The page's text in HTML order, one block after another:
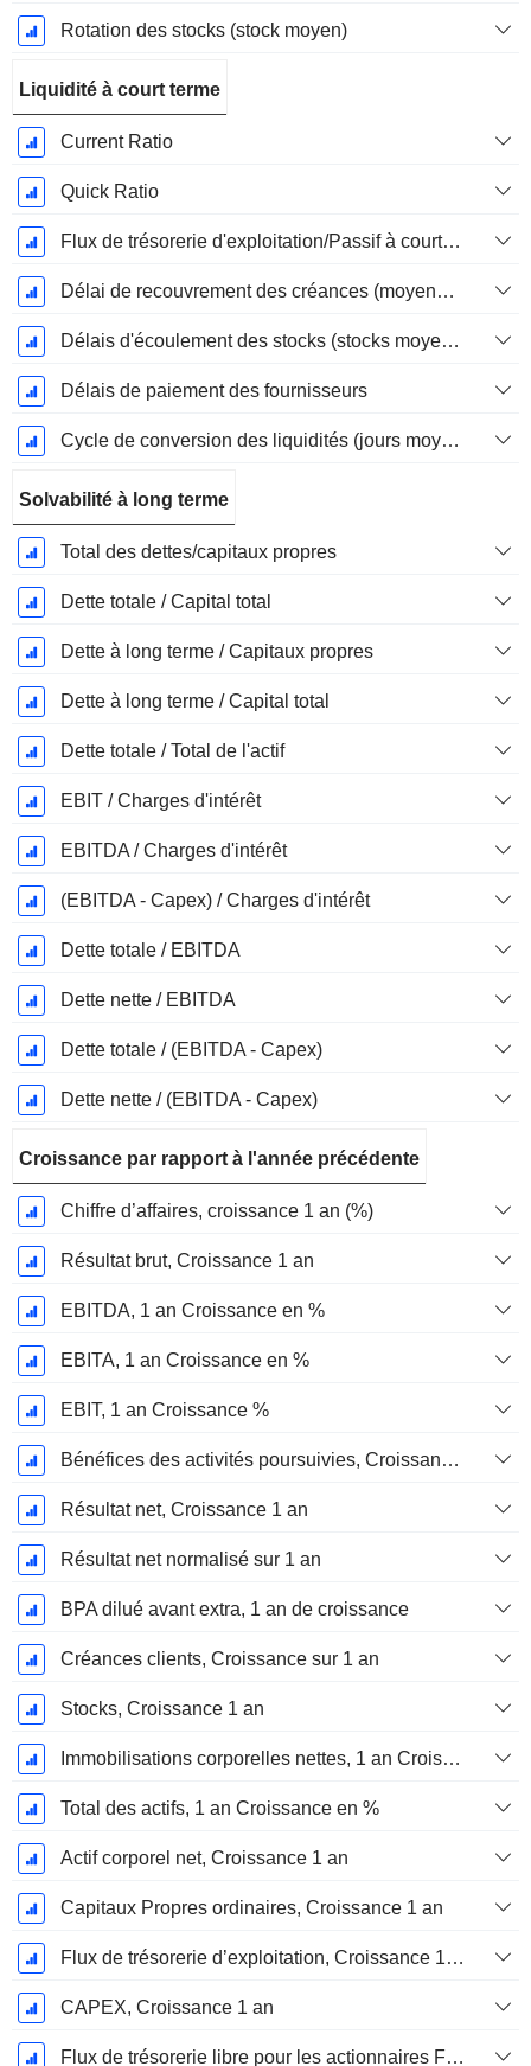
Rotation des stocks (stock moyen)
Liquidité à court terme
Current Ratio
Quick Ratio
Flux de trésorerie d'exploitation/Passif à court terme
Délai de recouvrement des créances (moyenne des créances)
Délais d'écoulement des stocks (stocks moyens)
Délais de paiement des fournisseurs
Cycle de conversion des liquidités (jours moyens)
Solvabilité à long terme
Total des dettes/capitaux propres
Dette totale / Capital total
Dette à long terme / Capitaux propres
Dette à long terme / Capital total
Dette totale / Total de l'actif
EBIT / Charges d'intérêt
EBITDA / Charges d'intérêt
(EBITDA - Capex) / Charges d'intérêt
Dette totale / EBITDA
Dette nette / EBITDA
Dette totale / (EBITDA - Capex)
Dette nette / (EBITDA - Capex)
Croissance par rapport à l'année précédente
Chiffre d’affaires, croissance 1 an (%)
Résultat brut, Croissance 1 an
EBITDA, 1 an Croissance en %
EBITA, 1 an Croissance en %
EBIT, 1 an Croissance %
Bénéfices des activités poursuivies, Croissance 1 an
Résultat net, Croissance 1 an
Résultat net normalisé sur 1 an
BPA dilué avant extra, 1 an de croissance
Créances clients, Croissance sur 1 an
Stocks, Croissance 1 an
Immobilisations corporelles nettes, 1 an Croissance
Total des actifs, 1 an Croissance en %
Actif corporel net, Croissance 1 an
Capitaux Propres ordinaires, Croissance 1 an
Flux de trésorerie d’exploitation, Croissance 1 an
CAPEX, Croissance 1 an
Flux de trésorerie libre pour les actionnaires FCFE, Croissance 1 an